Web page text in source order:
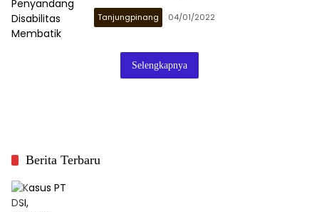
Tanjungpinang 04/01/2022
Selengkapnya
Berita Terbaru